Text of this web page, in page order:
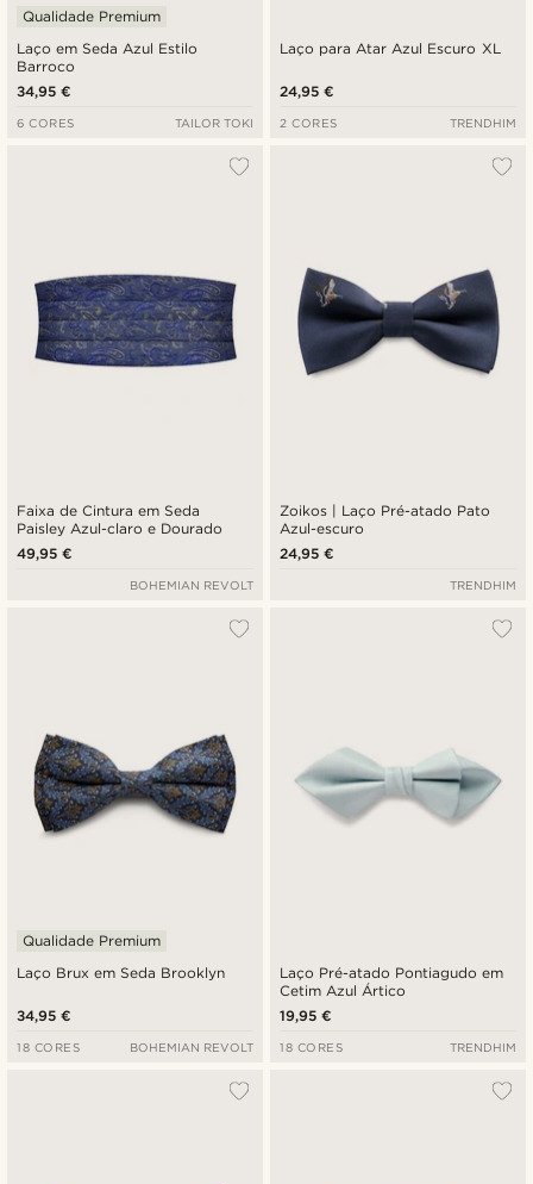
Laço em Seda Azul Estilo
Barroco
Qualidade Premium
34,95 €
6 CORES TAILOR TOKI
Laço para Atar Azul Escuro XL
24,95 €
2 CORES TRENDHIM
Faixa de Cintura em Seda
Paisley Azul-claro e Dourado
49,95 €
BOHEMIAN REVOLT
Zoikos | Laço Pré-atado Pato
Azul-escuro
24,95 €
TRENDHIM
Laço Brux em Seda Brooklyn
Qualidade Premium
34,95 €
18 CORES BOHEMIAN REVOLT
Laço Pré-atado Pontiagudo em
Cetim Azul Ártico
19,95 €
18 CORES TRENDHIM